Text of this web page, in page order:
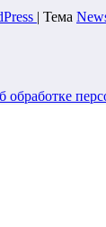
| Тема
обработке